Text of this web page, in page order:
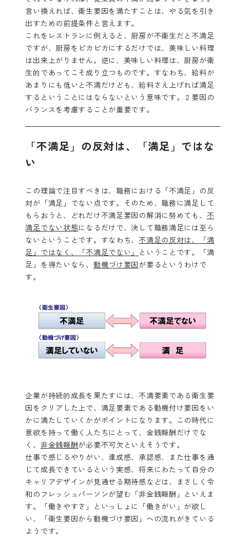
言い換えれば、衛生要因を満たすことは、やる気を引き
出すための前提条件と言えます。
これをレストランに例えると、厨房が不衛生だと不満足
ですが、厨房をピカピカにするだけでは、美味しい料理
は出来上がりません。逆に、美味しい料理は、厨房が衛
生的であってこそ成り立つものです。すなわち、給料が
あまりにも低いと不満だけども、給料さえ上げれば満足
するということにはならないという意味です。２要因の
バランスを考慮することが重要です。
「不満足」の反対は、「満足」ではな
い
この理論で注目すべきは、職務における「不満足」の反
対が「満足」でない点です。そのため、職務に満足して
もらおうと、どれだけ不満足要因の解消に努めても、 不
満足でない状態になるだけで、決して職務満足には至ら
ないということです。すなわち、不満足の反対は、「満
足」ではなく、「不満足でない」
ということです。「満
足」を得たいなら、 動機づけ要因が要るというわけで
す。
企業が持続的成長を果たすには、不満要素である衛生要
因をクリアした上で、満足要素である動機付け要因をい
かに満たしていくかがポイントになります。この時代に
意欲を持って働く人たちにとって、金銭報酬だけでな
く、 非金銭報酬が必要不可欠といえそうです。
仕事で感じるやりがい、達成感、承認感、また仕事を通
じて成長できているという実感、将来にわたって自分の
キャリアデザインが見通せる期待感などは、まさしく令
和のフレッシュパーソンが望む「非金銭報酬」といえま
す。「働きやすさ」といっしょに「働きがい」が欲し
い、「衛生要因から動機づけ要因」への流れがきている
ようです。